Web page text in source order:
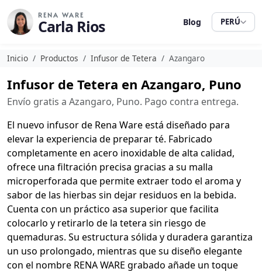
RENA WARE
Carla Rios Blog PERÚ
Inicio Productos Infusor de Tetera Azangaro
Infusor de Tetera en Azangaro, Puno
Envío gratis a Azangaro, Puno. Pago contra entrega.
El nuevo infusor de Rena Ware está diseñado para
elevar la experiencia de preparar té. Fabricado
completamente en acero inoxidable de alta calidad,
ofrece una filtración precisa gracias a su malla
microperforada que permite extraer todo el aroma y
sabor de las hierbas sin dejar residuos en la bebida.
Cuenta con un práctico asa superior que facilita
colocarlo y retirarlo de la tetera sin riesgo de
quemaduras. Su estructura sólida y duradera garantiza
un uso prolongado, mientras que su diseño elegante
con el nombre RENA WARE grabado añade un toque